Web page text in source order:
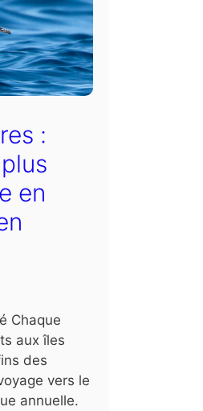
:
en
Chaque
aux îles
des
vers le
annuelle.